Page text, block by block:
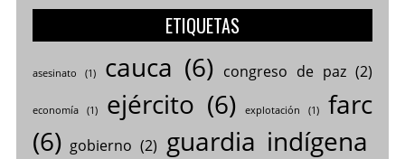
ETIQUETAS
asesinato (1) cauca (6) congreso de paz(2)
economía(1) ejército (6) explotación (1)
farc
(6) gobierno (2) guardia indígena